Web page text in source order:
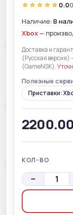
☆☆☆☆☆ 0.0
Наличие: В
Xbox—
Доставка и
(Русская
(GameNSK).
Полезные
Приставки:
КОЛ-ВО
−